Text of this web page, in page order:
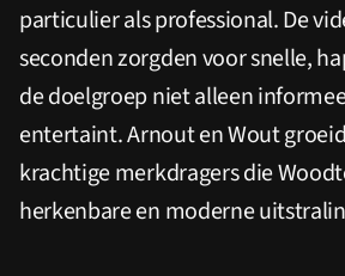
particulier als professional. De
seconden zorgden voor snelle,
de doelgroep niet alleen
entertaint. Arnout en Wout
krachtige merkdragers die
herkenbare en moderne